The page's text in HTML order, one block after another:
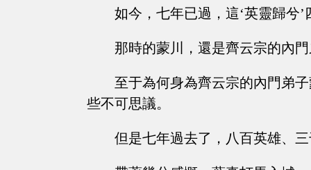
如今，七年已過，這‘英靈歸兮
那時的蒙川，還是齊云宗的內
至于為何身為齊云宗的內門弟
些不可思議。
但是七年過去了，八百英雄、